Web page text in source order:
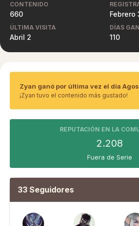
CONTENIDO
660 Febrero
ÚLTIMA VISITA
Abril 2
DÍAS
110
Zyan ganó por última vez el día
¡Zyan tuvo el contenido más gustado!
REPUTACIÓN EN LA
2.208
Fuera de Serie
33 Seguidores